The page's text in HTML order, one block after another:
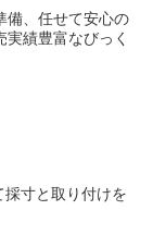
備、任せて安心の
績豊富なびっく
寸と取り付けを